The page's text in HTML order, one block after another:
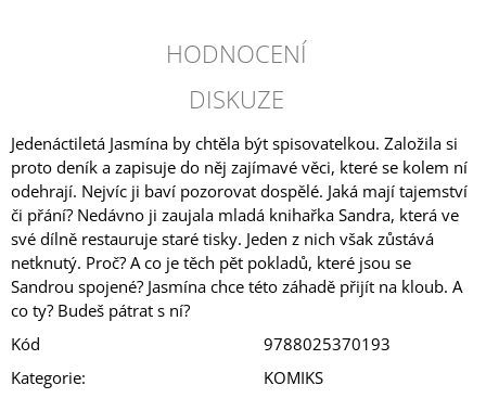
HODNOCENÍ
DISKUZE
Jedenáctiletá Jasmína by chtěla být spisovatelkou. Založila si
proto deník a zapisuje do něj zajímavé věci, které se kolem ní
odehrají. Nejvíc ji baví pozorovat dospělé. Jaká mají tajemství
či přání? Nedávno ji zaujala mladá knihařka Sandra, která ve
své dílně restauruje staré tisky. Jeden z nich však zůstává
netknutý. Proč? A co je těch pět pokladů, které jsou se
Sandrou spojené? Jasmína chce této záhadě přijít na kloub. A
co ty? Budeš pátrat s ní?
Kód
9788025370193
Kategorie:
KOMIKS